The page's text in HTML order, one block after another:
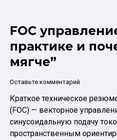
подключении
и
мотора
FOC
практике и
мягче”
Оставьте комментарий
Краткое техническое
(FOC) — векторное
синусоидальную подачу
пространственным